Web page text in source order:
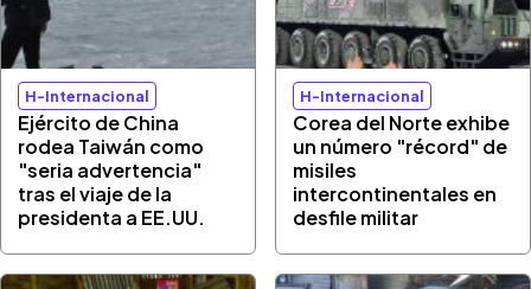
H-Internacional
Ejército de China
rodea Taiwán como
"seria advertencia"
tras el viaje de la
presidenta a EE.UU.
H-Internacional
Corea del Norte exhibe
un número "récord" de
misiles
intercontinentales en
desfile militar